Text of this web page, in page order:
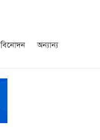
বিনোদন অন্যান্য